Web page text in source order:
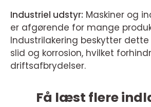
Industriel udstyr: Maskiner og
er afgørende for mange
Industrilakering beskytter
slid og korrosion, hvilket
driftsafbrydelser.
Få læst flere